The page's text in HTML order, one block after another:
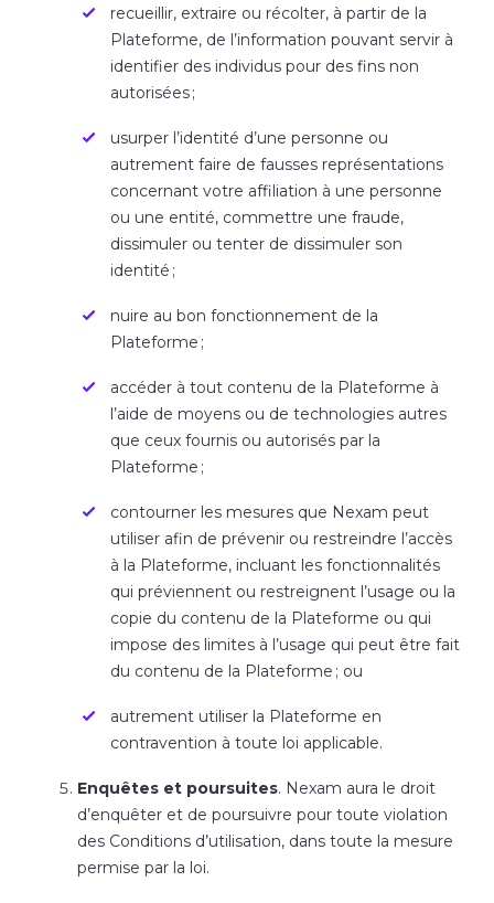
recueillir, extraire ou récolter, à partir de la
Plateforme, de l’information pouvant servir à
identifier des individus pour des fins non
autorisées ;
usurper l’identité d’une personne ou
autrement faire de fausses représentations
concernant votre affiliation à une personne
ou une entité, commettre une fraude,
dissimuler ou tenter de dissimuler son
identité ;
nuire au bon fonctionnement de la
Plateforme ;
accéder à tout contenu de la Plateforme à
l’aide de moyens ou de technologies autres
que ceux fournis ou autorisés par la
Plateforme ;
contourner les mesures que Nexam peut
utiliser afin de prévenir ou restreindre l’accès
à la Plateforme, incluant les fonctionnalités
qui préviennent ou restreignent l’usage ou la
copie du contenu de la Plateforme ou qui
impose des limites à l’usage qui peut être fait
du contenu de la Plateforme ; ou
autrement utiliser la Plateforme en
contravention à toute loi applicable.
Enquêtes et poursuites. Nexam aura le droit
d’enquêter et de poursuivre pour toute violation
des Conditions d’utilisation, dans toute la mesure
permise par la loi.